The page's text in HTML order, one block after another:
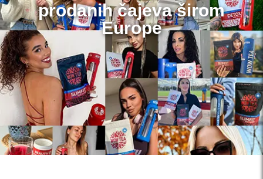
prodanih čajeva širom
Europe